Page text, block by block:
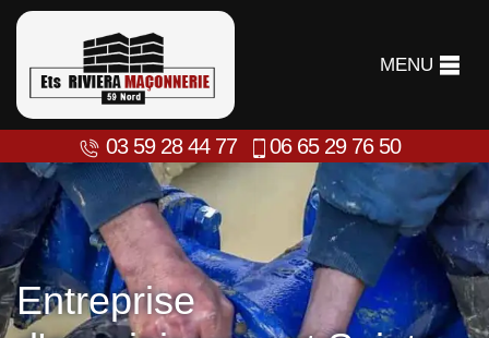
MENU
03 59 28 44 77 06 65 29 76 50
Entreprise